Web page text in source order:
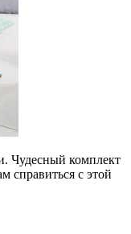
Чудесный комплект
справиться с этой